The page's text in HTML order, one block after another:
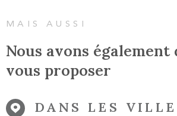
MAIS AUSSI
Nous avons également
vous proposer
DANS LES